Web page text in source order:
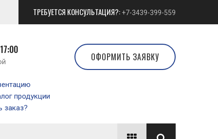
ТРЕБУЕТСЯ КОНСУЛЬТАЦИЯ?: +7-3439-399-559
продукции
заказ?
ОФОРМИТЬ ЗАЯВКУ